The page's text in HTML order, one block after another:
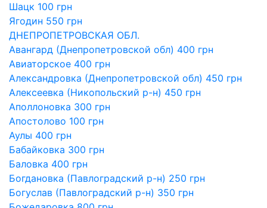
Шацк 100 грн
Ягодин 550 грн
ДНЕПРОПЕТРОВСКАЯ ОБЛ.
Авангард (Днепропетровской обл) 400 грн
Авиаторское 400 грн
Александровка (Днепропетровской обл) 450 грн
Алексеевка (Никопольский р-н) 450 грн
Аполлоновка 300 грн
Апостолово 100 грн
Аулы 400 грн
Бабайковка 300 грн
Баловка 400 грн
Богдановка (Павлоградский р-н) 250 грн
Богуслав (Павлоградский р-н) 350 грн